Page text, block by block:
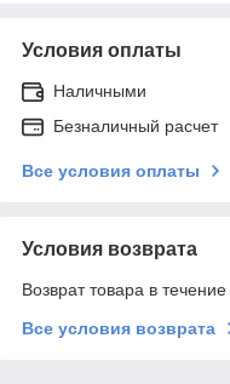
Условия оплаты
Наличными
Безналичный расчет
Все условия оплаты
Условия возврата
Возврат товара в
Все условия возврата